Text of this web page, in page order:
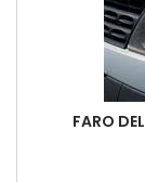
FARO